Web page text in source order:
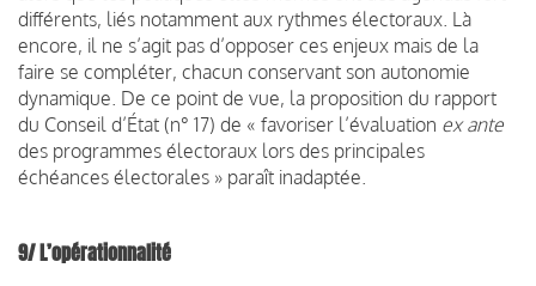
différents, liés notamment aux rythmes électoraux. Là
encore, il ne s’agit pas d’opposer ces enjeux mais de la
faire se compléter, chacun conservant son autonomie
dynamique. De ce point de vue, la proposition du rapport
du Conseil d’État (n° 17) de « favoriser l’évaluation ex ante
des programmes électoraux lors des principales
échéances électorales » paraît inadaptée.
9/ L’opérationnalité